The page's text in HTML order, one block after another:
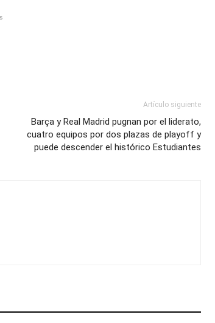
Artículo siguiente
Barça y Real Madrid pugnan por el liderato,
cuatro equipos por dos plazas de playoff y
puede descender el histórico Estudiantes